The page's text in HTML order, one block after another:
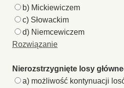
b) Mickiewiczem
c) Słowackim
d) Niemcewiczem
Rozwiązanie
Nierozstrzygnięte losy
a) możliwość kontynuacji